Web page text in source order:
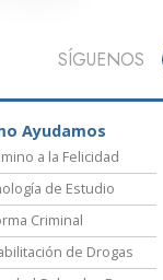
SÍGUENOS
Ayudamos
a la Felicidad
de Estudio
Criminal
de Drogas